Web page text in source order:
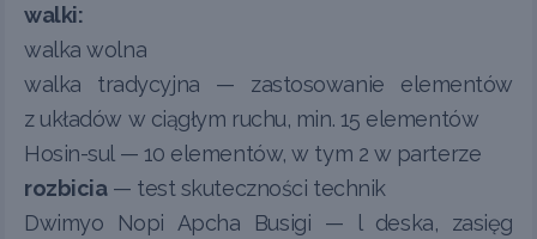
walki:
walka wolna
walka tradycyjna — zastosowanie elementów
z układów w ciągłym ruchu, min. 15 elementów
Hosin-sul — 10 elementów, w tym 2 w parterze
rozbicia— test skuteczności technik
Dwimyo Nopi Apcha Busigi — l deska, zasięg